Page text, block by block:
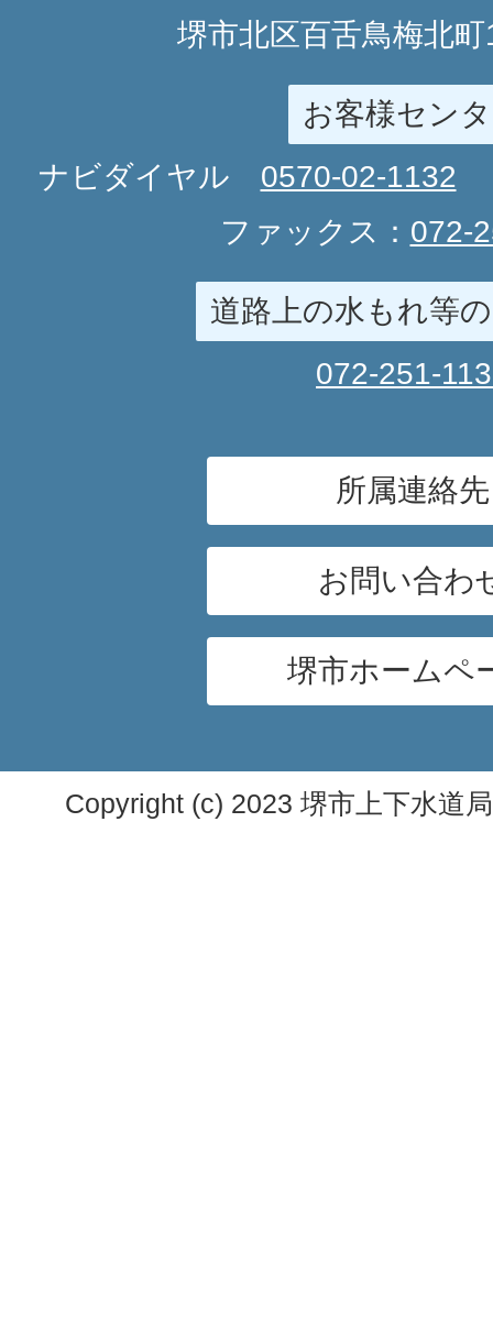
堺市北区百舌鳥梅北
お客様セン
ナビダイヤル 0570-02-1132
ファックス： 072-
道路上の水もれ等
072-251-
所属連絡先
お問い合わ
堺市ホームペ
Copyright (c) 2023 堺市上下水道